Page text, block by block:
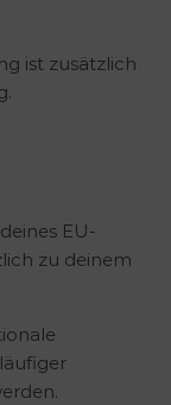
ist zusätzlich
EU-
zu deinem